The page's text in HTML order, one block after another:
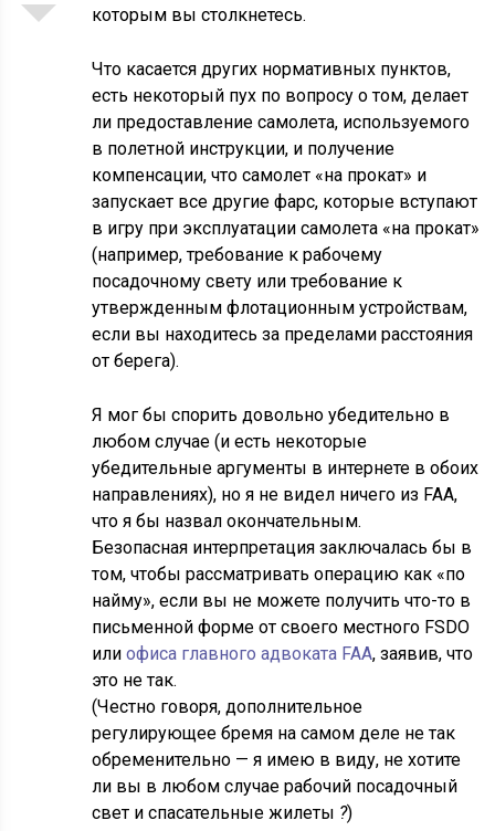
которым вы столкнетесь.
Что касается других нормативных пунктов,
есть некоторый пух по вопросу о том, делает
ли предоставление самолета, используемого
в полетной инструкции, и получение
компенсации, что самолет «на прокат» и
запускает все другие фарс, которые вступают
в игру при эксплуатации самолета «на прокат»
(например, требование к рабочему
посадочному свету или требование к
утвержденным флотационным устройствам,
если вы находитесь за пределами расстояния
от берега).
Я мог бы спорить довольно убедительно в
любом случае (и есть некоторые
убедительные аргументы в интернете в обоих
направлениях), но я не видел ничего из FAA,
что я бы назвал окончательным.
Безопасная интерпретация заключалась бы в
том, чтобы рассматривать операцию как «по
найму», если вы не можете получить что-то в
письменной форме от своего местного FSDO
илиофиса главного адвоката FAA, заявив, что
это не так.
(Честно говоря, дополнительное
регулирующее бремя на самом деле не так
обременительно — я имею в виду, не хотите
ли вы в любом случае рабочий посадочный
свет и спасательные жилеты ?)